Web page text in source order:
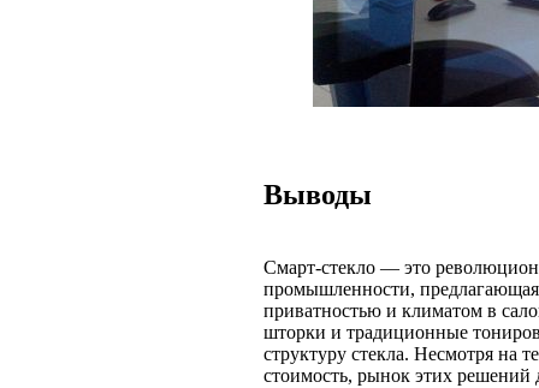
Выводы
Смарт-стекло — это
промышленности,
приватностью и климатом в
шторки и традиционные
структуру стекла. Несмотря на
стоимость, рынок этих решений